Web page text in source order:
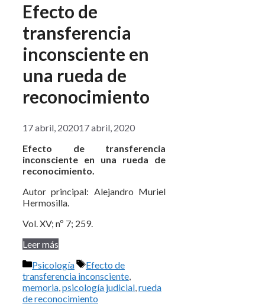
Efecto de
transferencia
inconsciente en
una rueda de
reconocimiento
17 abril, 202017 abril, 2020
Efecto de transferencia
inconsciente en una rueda de
reconocimiento.
Autor principal: Alejandro Muriel
Hermosilla.
Vol. XV; nº 7; 259.
Leer más
Categorías
Psicología Etiquetas
Efecto de
transferencia inconsciente,
memoria,psicología judicial,rueda
de reconocimiento